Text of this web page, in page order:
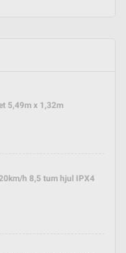
5,49m x 1,32m
h 8,5 tum hjul IPX4